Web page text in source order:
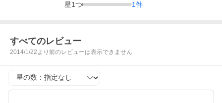
星1つ 1件
すべてのレビュー
2014/1/22より前のレビューは表示できません
星の数